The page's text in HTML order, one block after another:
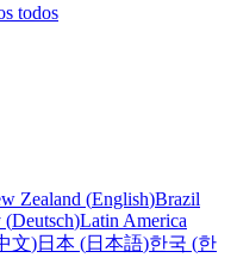
todos
Zealand (English)Brazil
(Deutsch)Latin America
文)日本 (日本語)한국 (한